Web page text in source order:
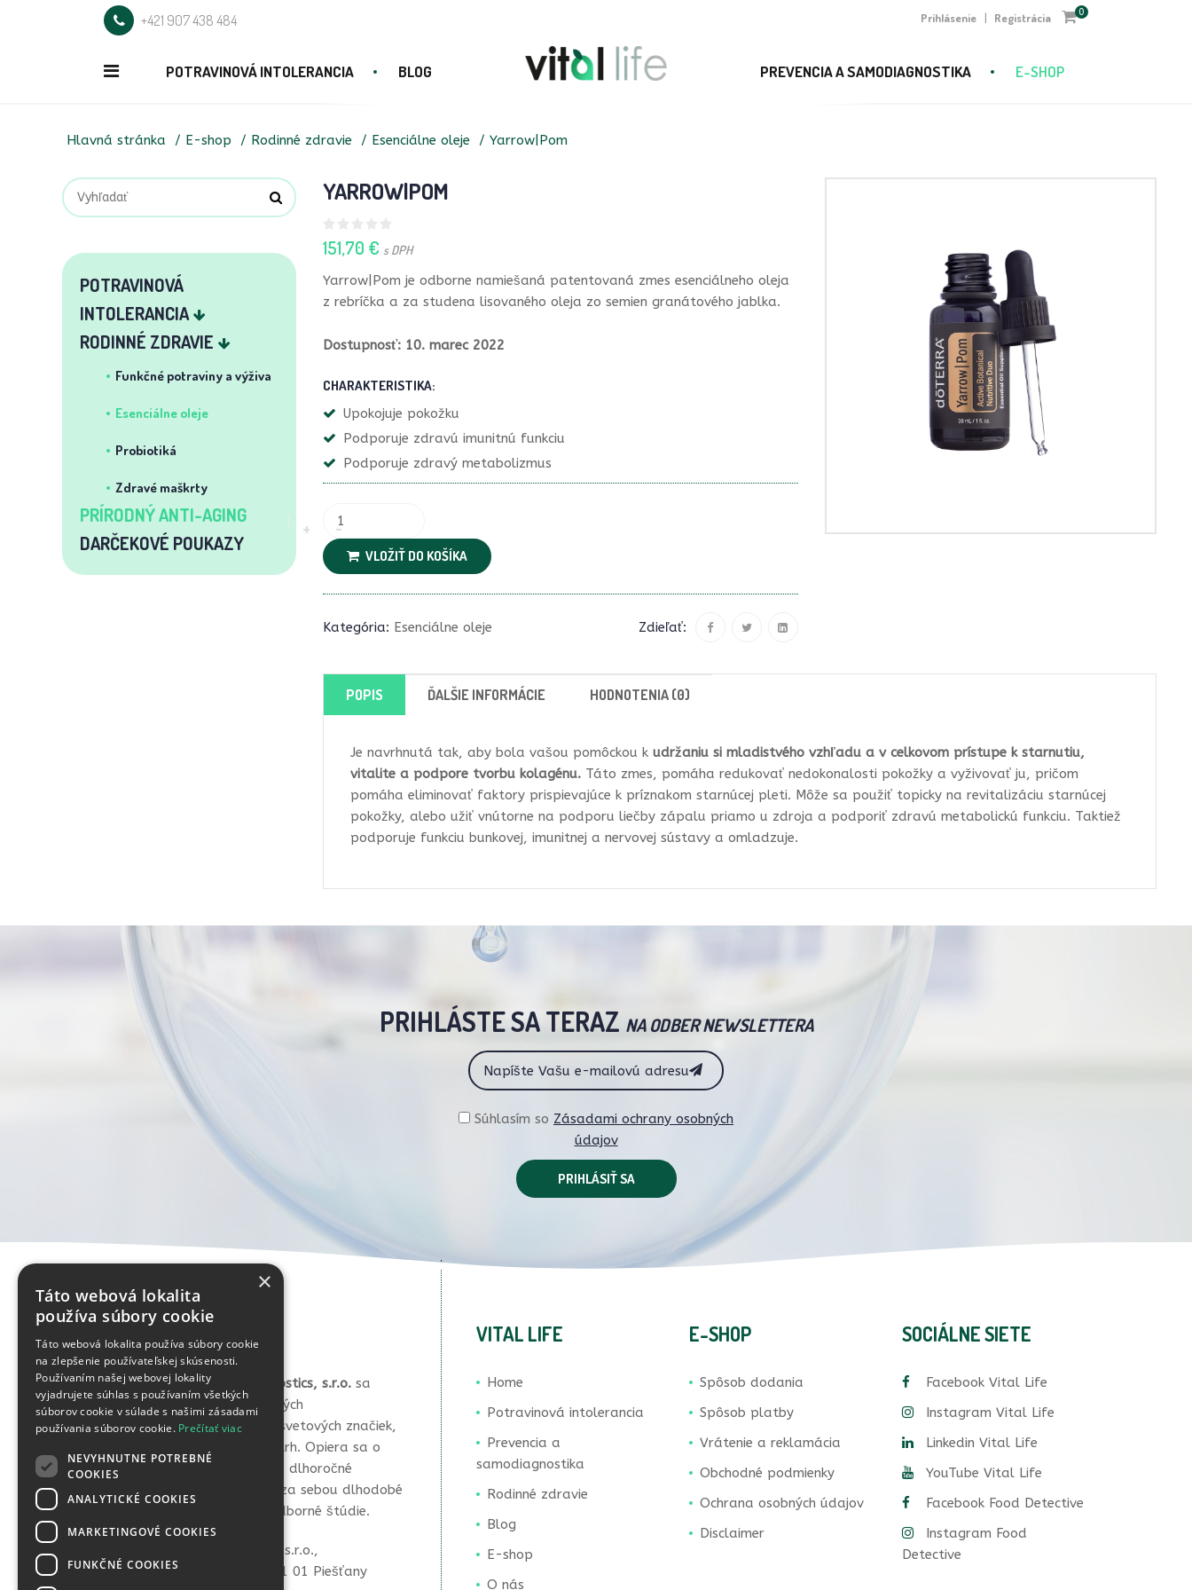
+421 907 438 484 Prihlásenie | Registrácia 0
POTRAVINOVÁ INTOLERANCIA BLOG PREVENCIA A SAMODIAGNOSTIKA E-SHOP
Hlavná stránka E-shop Rodinné zdravie Esenciálne oleje Yarrow|Pom
POTRAVINOVÁ
INTOLERANCIA
RODINNÉ ZDRAVIE
Funkčné potraviny a výživa
Esenciálne oleje
Probiotiká
Zdravé maškrty
PRÍRODNÝ ANTI-AGING
DARČEKOVÉ POUKAZY
YARROW|POM
151,70 € s DPH
Yarrow|Pom je odborne namiešaná patentovaná zmes esenciálneho oleja
z rebríčka a za studena lisovaného oleja zo semien granátového jablka.
Dostupnosť: 10. marec 2022
CHARAKTERISTIKA:
Upokojuje pokožku
Podporuje zdravú imunitnú funkciu
Podporuje zdravý metabolizmus
VLOŽIŤ DO KOŠÍKA
Kategória: Esenciálne oleje Zdieľať:
POPIS ĎALŠIE INFORMÁCIE HODNOTENIA (0)
Je navrhnutá tak, aby bola vašou pomôckou k udržaniu si mladistvého vzhľadu a v celkovom prístupe k starnutiu,
vitalite a podpore tvorbu kolagénu. Táto zmes, pomáha redukovať nedokonalosti pokožky a vyživovať ju, pričom
pomáha eliminovať faktory prispievajúce k príznakom starnúcej pleti. Môže sa použiť topicky na revitalizáciu starnúcej
pokožky, alebo užiť vnútorne na podporu liečby zápalu priamo u zdroja a podporiť zdravú metabolickú funkciu. Taktiež
podporuje funkciu bunkovej, imunitnej a nervovej sústavy a omladzuje.
PRIHLÁSTE SA TERAZ NA ODBER NEWSLETTERA
Súhlasím so Zásadami ochrany osobných
údajov
SpoločnosťVital Life Diagnostics, s.r.o. sa
špecializuje na výber kvalitných
samodiagnostických testov svetových značiek,
ktoré prináša na slovenský trh. Opiera sa o
silných partnerov, ktorí majú dlhoročné
skúsenosti v tejto oblasti a za sebou dlhodobé
laboratórne testovanie a odborné štúdie.
VITAL LIFE diagnostics, s.r.o.,
Hviezdoslavova 36, 921 01 Piešťany
VITAL LIFE
Home
Potravinová intolerancia
Prevencia a
samodiagnostika
Rodinné zdravie
Blog
E-shop
O nás
E-SHOP
Spôsob dodania
Spôsob platby
Vrátenie a reklamácia
Obchodné podmienky
Ochrana osobných údajov
Disclaimer
SOCIÁLNE SIETE
Facebook Vital Life
Instagram Vital Life
Linkedin Vital Life
YouTube Vital Life
Facebook Food Detective
Instagram Food
Detective
×
Táto webová lokalita
používa súbory cookie
Táto webová lokalita používa súbory cookie
na zlepšenie používateľskej skúsenosti.
Používaním našej webovej lokality
vyjadrujete súhlas s používaním všetkých
súborov cookie v súlade s našimi zásadami
používania súborov cookie. Prečítať viac
NEVYHNUTNE POTREBNÉ
COOKIES
ANALYTICKÉ COOKIES
MARKETINGOVÉ COOKIES
FUNKČNÉ COOKIES